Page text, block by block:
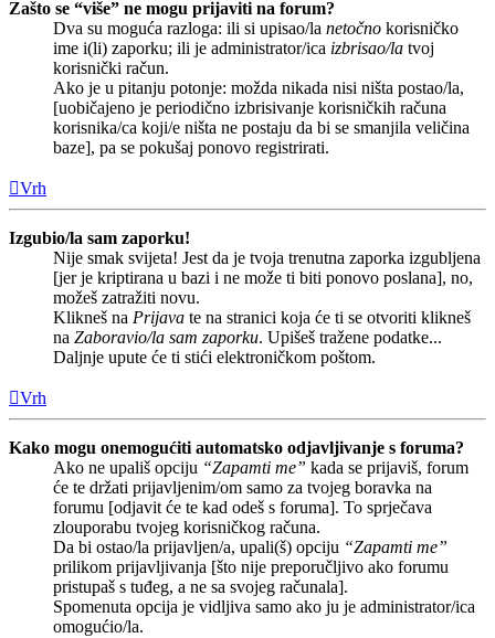
Zašto se “više” ne mogu prijaviti na forum?
Dva su moguća razloga: ili si upisao/la netočno korisničko
ime i(li) zaporku; ili je administrator/ica izbrisao/la tvoj
korisnički račun.
Ako je u pitanju potonje: možda nikada nisi ništa postao/la,
[uobičajeno je periodično izbrisivanje korisničkih računa
korisnika/ca koji/e ništa ne postaju da bi se smanjila veličina
baze], pa se pokušaj ponovo registrirati.
Vrh
Izgubio/la sam zaporku!
Nije smak svijeta! Jest da je tvoja trenutna zaporka izgubljena
[jer je kriptirana u bazi i ne može ti biti ponovo poslana], no,
možeš zatražiti novu.
Klikneš na Prijava te na stranici koja će ti se otvoriti klikneš
na Zaboravio/la sam zaporku. Upišeš tražene podatke...
Daljnje upute će ti stići elektroničkom poštom.
Vrh
Kako mogu onemogućiti automatsko odjavljivanje s foruma?
Ako ne upališ opciju “Zapamti me” kada se prijaviš, forum
će te držati prijavljenim/om samo za tvojeg boravka na
forumu [odjavit će te kad odeš s foruma]. To sprječava
zlouporabu tvojeg korisničkog računa.
Da bi ostao/la prijavljen/a, upali(š) opciju “Zapamti me”
prilikom prijavljivanja [što nije preporučljivo ako forumu
pristupaš s tuđeg, a ne sa svojeg računala].
Spomenuta opcija je vidljiva samo ako ju je administrator/ica
omogućio/la.